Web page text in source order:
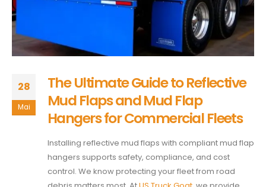
28
Mai
The Ultimate Guide to Reflective
Mud Flaps and Mud Flap
Hangers for Commercial Fleets
Installing reflective mud flaps with compliant mud flap
hangers supports safety, compliance, and cost
control. We know protecting your fleet from road